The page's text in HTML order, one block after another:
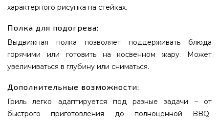
характерного рисунка на стейках.
Полка для подогрева:
Выдвижная полка позволяет поддерживать блюда
горячими или готовить на косвенном жару. Может
увеличиваться в глубину или сниматься.
Дополнительные возможности:
Гриль легко адаптируется под разные задачи – от
быстрого приготовления до полноценной BBQ-